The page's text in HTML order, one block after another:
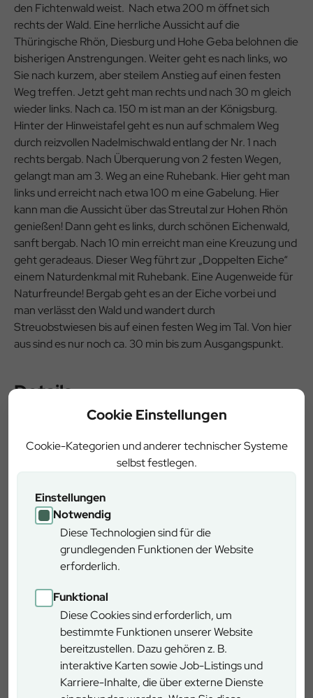
Cookie Einstellungen
Cookie-Kategorien und anderer technischer Systeme
selbst festlegen.
Einstellungen
Notwendig
Diese Technologien sind für die
grundlegenden Funktionen der Website
erforderlich.
Funktional
Diese Cookies sind erforderlich, um
bestimmte Funktionen unserer Website
bereitzustellen. Dazu gehören z. B.
interaktive Karten sowie Job-Listings und
Karriere-Inhalte, die über externe Dienste
den Fichtenwald weist. Nach etwa 200 m öffnet sich
rechts der Wald. Eine herrliche Aussicht auf die
Thüringische Rhön, Diesburg und Hohe Geba belohnen die
bisherigen Anstrengungen. Weiter geht es nach links, wo
Sie nach kurzem, aber steilem Anstieg auf einen festen
Weg treffen. Jetzt geht man rechts und nach 30 m gleich
wieder links. Nach ca. 150 m ist man an der Königsburg.
Hinter der Hinweistafel geht es nun auf schmalem Weg
durch reizvollen Nadelmischwald entlang der Nr. 1 nach
rechts bergab. Nach Überquerung von 2 festen Wegen,
gelangt man am 3. Weg an eine Ruhebank. Hier geht man
links und erreicht nach etwa 100 m eine Gabelung. Hier
kann man die Aussicht über das Streutal zur Hohen Rhön
genießen! Dann geht es links, durch schönen Eichenwald,
sanft bergab. Nach 10 min erreicht man eine Kreuzung und
geht geradeaus. Dieser Weg führt zur „Doppelten Eiche“
einem Naturdenkmal mit Ruhebank. Eine Augenweide für
Naturfreunde! Bergab geht es an der Eiche vorbei und
man verlässt den Wald und wandert durch
Streuobstwiesen bis auf einen festen Weg im Tal. Von hier
aus sind es nur noch ca. 30 min bis zum Ausgangspunkt.
Details
Schwierigkeitsgrad
Rundweg
ja. Die Wege sind zu 50
Rollstuhlgerecht nein
Anreise ÖPNV nein